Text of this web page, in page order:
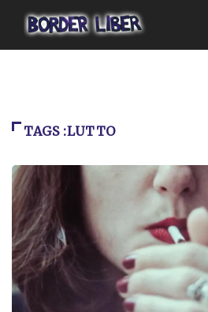
TAGS :LUTTO